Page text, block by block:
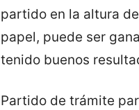
partido en la altura
papel, puede ser
tenido buenos
Partido de trámite